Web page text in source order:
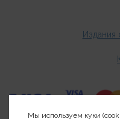
Издания
Мы используем куки